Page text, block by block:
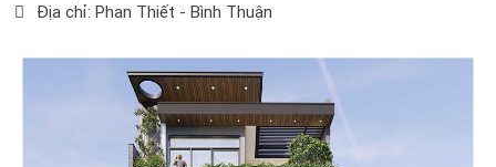
Địa chỉ: Phan Thiết - Bình Thuận